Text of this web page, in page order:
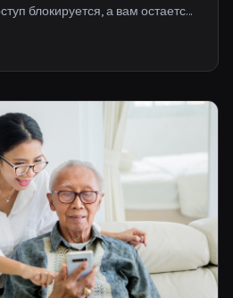
блокируется, а вам остается